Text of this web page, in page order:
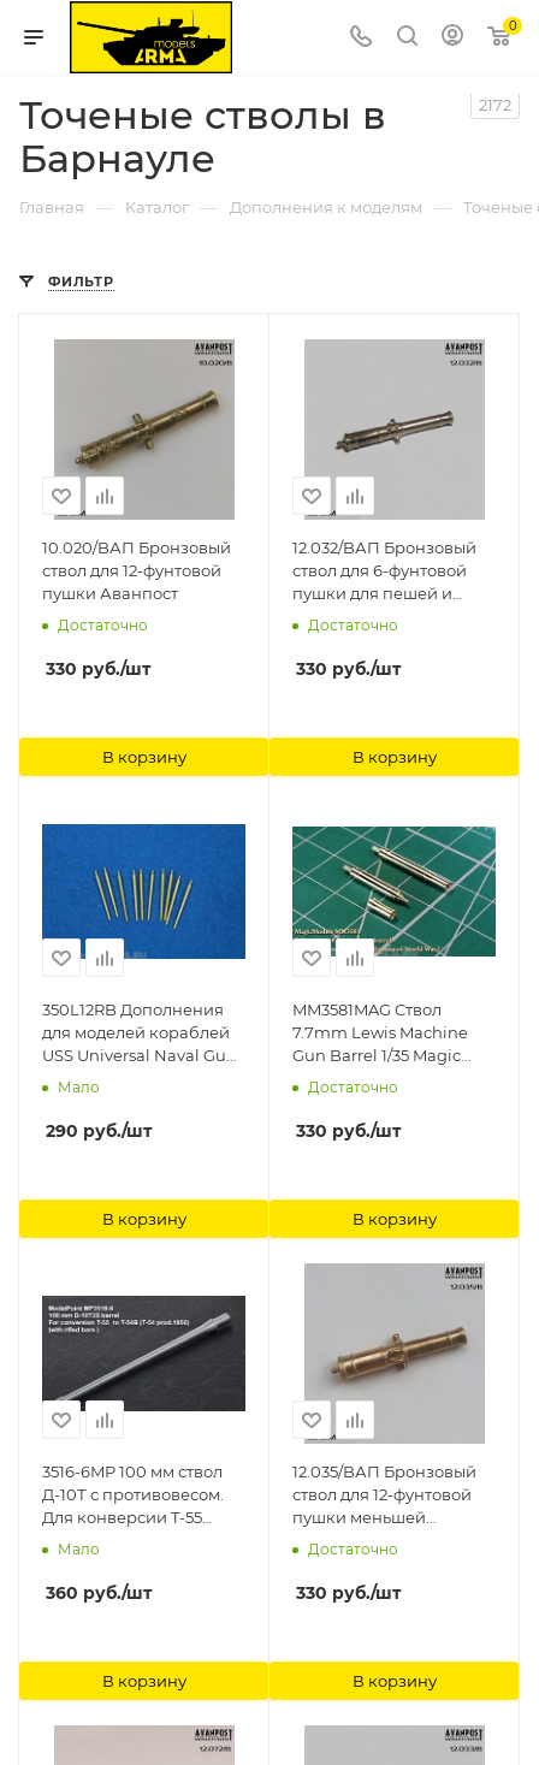
0
Точеные стволы в
Барнауле
2172
Главная — Каталог — Дополнения к моделям — Точеные
ФИЛЬТР
10.020/BАП Бронзовый
ствол для 12-фунтовой
пушки Аванпост
Достаточно
330 руб./шт
В корзину
12.032/BАП Бронзовый
ствол для 6-фунтовой
пушки для пешей и
конной артиллерии
Аванпост
Достаточно
330 руб./шт
В корзину
350L12RB Дополнения
для моделей кораблей
USS Universal Naval Gun;
5 (127mm) L/38 (10 Pcs.)
Мало
290 руб./шт
В корзину
MM3581MAG Ствол
7.7mm Lewis Machine
Gun Barrel 1/35 Magic
Models
Достаточно
330 руб./шт
В корзину
3516-6MP 100 мм ствол
Д-10Т с противовесом.
Для конверсии T-55
'Tamiya' №35257 в T-54Б(
Канал ствола с
нарезами Model Point
Мало
360 руб./шт
В корзину
12.035/BАП Бронзовый
ствол для 12-фунтовой
пушки меньшей
пропорции Аванпост
Достаточно
330 руб./шт
В корзину